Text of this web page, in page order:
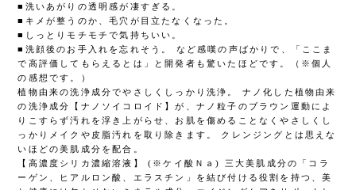
■洗いあがりの透明感が凄すぎる。
■キメが整うのか、毛穴が目立たなくなった。
■しっとりモチモチで気持ちいい。
■洗顔後のお手入れを忘れそう。 など感嘆の声ばかりで、「ここま
で高評価してもらえるとは」と開発者も驚いたほどです。（※個人
の感想です。）
植物由来の洗浄成分でやさしくしっかり洗浄。 ナノ化した植物由来
の洗浄成分【ナノソイコロイド】が、ナノ粒子のブラウン運動によ
りこすらず汚れを浮き上がらせ、お肌を傷めることなくやさしくし
っかりメイクや皮脂汚れを取り除きます。 クレンジングとは思えな
いほどの美肌成分を配合。
【高濃度シリカ濃縮溶液】 (※ケイ酸Ｎａ) 三大美肌成分の「コラ
ーゲン、ヒアルロン酸、エラスチン」を結び付ける役割を持つ、美